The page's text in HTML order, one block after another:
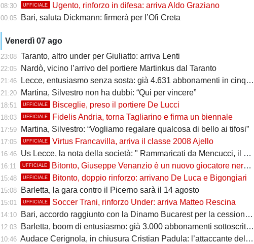
08:30 UFFICIALE Ugento, rinforzo in difesa: arriva Aldo Graziano
00:05 Bari, saluta Dickmann: firmerà per l’Ofi Creta
Venerdì 07 ago
23:08 Taranto, altro under per Giuliatto: arriva Lenti
22:05 Nardò, vicino l’arrivo del portiere Martinkus dal Taranto
21:46 Lecce, entusiasmo senza sosta: già 4.631 abbonamenti in cinque giorni
21:20 Martina, Silvestro non ha dubbi: “Qui per vincere”
18:51 UFFICIALE Bisceglie, preso il portiere De Lucci
18:03 UFFICIALE Fidelis Andria, torna Tagliarino e firma un biennale
17:59 Martina, Silvestro: “Vogliamo regalare qualcosa di bello ai tifosi”
17:05 UFFICIALE Virtus Francavilla, arriva il classe 2008 Ajello
16:46 Us Lecce, la nota della società: " Rammaricati da Mencucci, il 10 CDA straordinario"
16:11 UFFICIALE Bitonto, Giuseppe Venanzio è un nuovo giocatore neroverde
15:48 UFFICIALE Bitonto, doppio rinforzo: arrivano De Luca e Bigongiari
15:08 Barletta, la gara contro il Picerno sarà il 14 agosto
15:01 UFFICIALE Soccer Trani, rinforzo Under: arriva Matteo Rescina
14:10 Bari, accordo raggiunto con la Dinamo Bucarest per la cessione di Matthias Verreth
12:03 Barletta, boom di entusiasmo: già 3.000 abbonamenti sottoscritti per la Serie C
10:46 Audace Cerignola, in chiusura Cristian Padula: l’attaccante del Torino arriva in prestito